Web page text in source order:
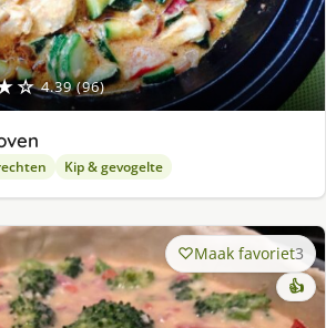
4.39 (96)
Kip & gevogelte
Maak favoriet3
👍